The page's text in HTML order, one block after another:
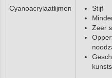
Cyanoacrylaatlijmen
Stijf
Zeer